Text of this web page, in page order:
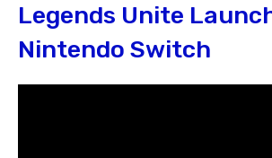
Legends Unite
Nintendo Switch